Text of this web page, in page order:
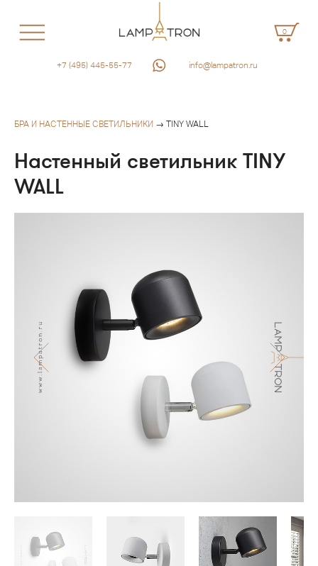
0
+7 (495) 445-55-77 info@lampatron.ru
БРА И НАСТЕННЫЕ СВЕТИЛЬНИКИ → TINY WALL
Настенный светильник TINY
WALL